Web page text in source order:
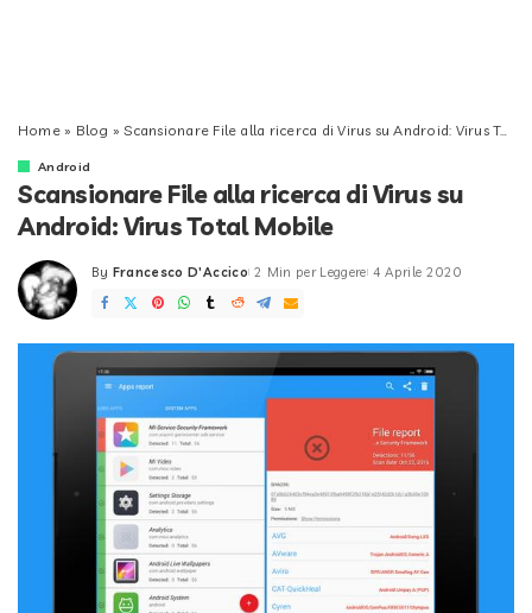
Home» Blog »Scansionare File alla ricerca di Virus su Android: Virus Total Mobile
Android
Scansionare File alla ricerca di Virus su
Android: Virus Total Mobile
Posted
by
By Francesco D'Accico 2 Min per Leggere 4 Aprile 2020